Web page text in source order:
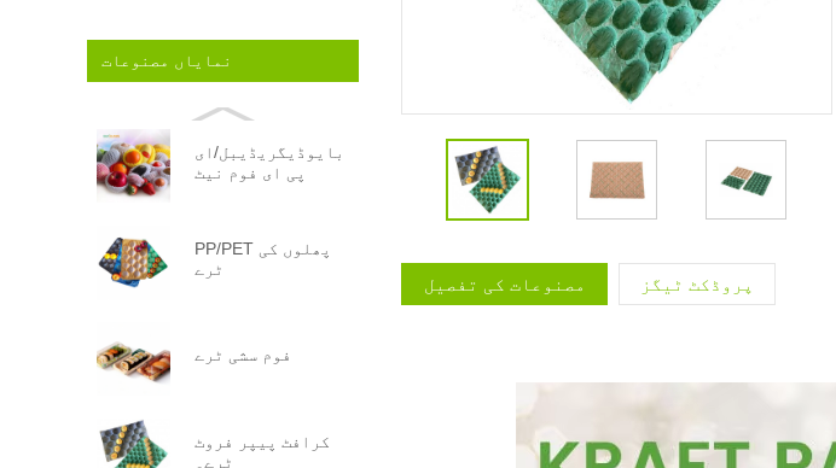
نمایاں مصنوعات
بایوڈیگریڈیبل/ای
پی ای فوم نیٹ
PP/PET پھلوں کی
ٹرے
فوم سشی ٹرے
کرافٹ پیپر فروٹ
ٹرے۔
مصنوعات کی تفصیل پروڈکٹ ٹیگز